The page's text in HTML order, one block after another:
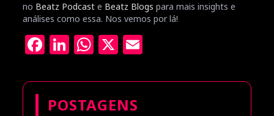
no Beatz Podcast e Beatz Blogs para mais insights e
análises como essa. Nos vemos por lá!
Facebook
LinkedIn
WhatsApp
X
POSTAGENS